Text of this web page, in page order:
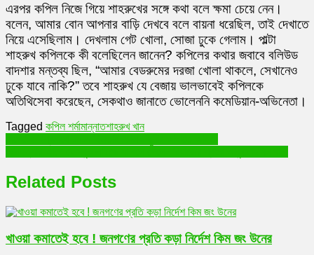
এরপর কপিল নিজে গিয়ে শাহরুখের সঙ্গে কথা বলে ক্ষমা চেয়ে নেন।
বলেন, আমার বোন আপনার বাড়ি দেখবে বলে বায়না ধরেছিল, তাই দেখাতে
নিয়ে এসেছিলাম। দেখলাম গেট খোলা, সোজা ঢুকে গেলাম। পাল্টা
শাহরুখ কপিলকে কী বলেছিলেন জানেন? কপিলের কথার জবাবে বলিউড
বাদশার মন্তব্য ছিল, “আমার বেডরুমের দরজা খোলা থাকলে, সেখানেও
ঢুকে যাবে নাকি?” তবে শাহরুখ যে বেজায় ভালভাবেই কপিলকে
অতিথিসেবা করেছেন, সেকথাও জানাতে ভোলেননি কমেডিয়ান-অভিনেতা।
Tagged কপিল শর্মামান্নাতশাহরুখ খান
Post
navigation
Related Posts
খাওয়া কমাতেই হবে ! জনগণের প্রতি কড়া নির্দেশ কিম জং উনের